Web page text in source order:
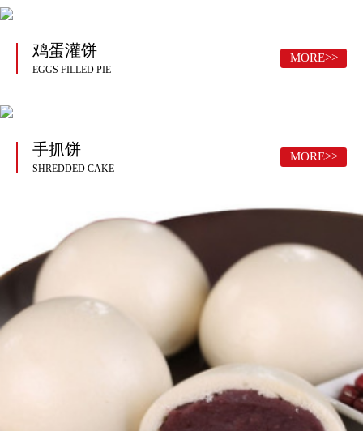
鸡蛋灌饼
EGGS FILLED PIE
MORE>>
手抓饼
SHREDDED CAKE
MORE>>